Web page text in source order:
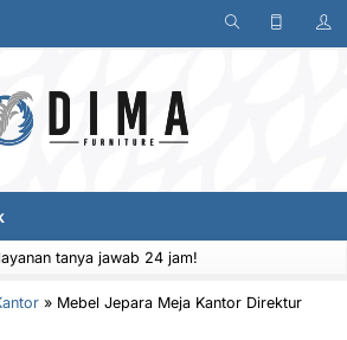
tanya jawab 24 jam!
» Mebel Jepara Meja Kantor Direktur